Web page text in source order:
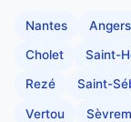
Nantes Angers
Cholet Saint-
Rezé Saint-
Vertou